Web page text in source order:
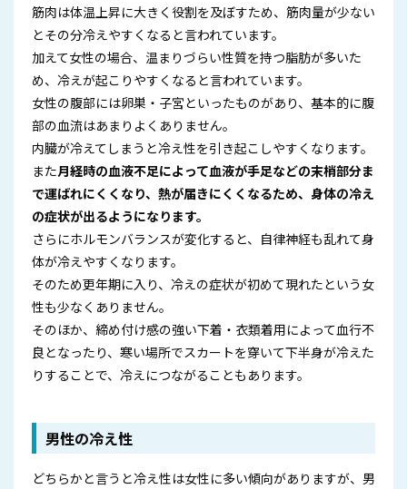
筋肉は体温上昇に大きく役割を及ぼすため、筋肉量が少ない
とその分冷えやすくなると言われています。
加えて女性の場合、温まりづらい性質を持つ脂肪が多いた
め、冷えが起こりやすくなると言われています。
女性の腹部には卵巣・子宮といったものがあり、基本的に腹
部の血流はあまりよくありません。
内臓が冷えてしまうと冷え性を引き起こしやすくなります。
また月経時の血液不足によって血液が手足などの末梢部分ま
で運ばれにくくなり、熱が届きにくくなるため、身体の冷え
の症状が出るようになります。
さらにホルモンバランスが変化すると、自律神経も乱れて身
体が冷えやすくなります。
そのため更年期に入り、冷えの症状が初めて現れたという女
性も少なくありません。
そのほか、締め付け感の強い下着・衣類着用によって血行不
良となったり、寒い場所でスカートを穿いて下半身が冷えた
りすることで、冷えにつながることもあります。
男性の冷え性
どちらかと言うと冷え性は女性に多い傾向がありますが、男